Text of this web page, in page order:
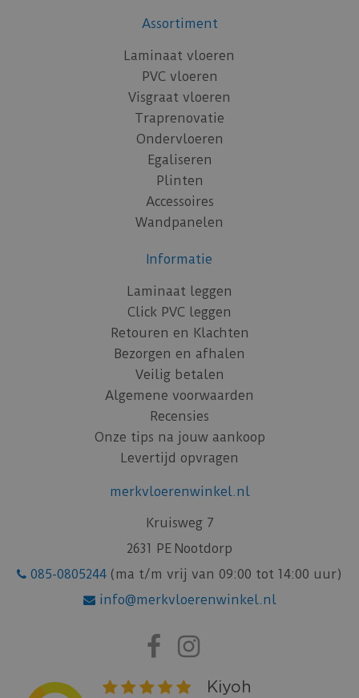
Assortiment
Laminaat vloeren
PVC vloeren
Visgraat vloeren
Traprenovatie
Ondervloeren
Egaliseren
Plinten
Accessoires
Wandpanelen
Informatie
Laminaat leggen
Click PVC leggen
Retouren en Klachten
Bezorgen en afhalen
Veilig betalen
Algemene voorwaarden
Recensies
Onze tips na jouw aankoop
Levertijd opvragen
merkvloerenwinkel.nl
Kruisweg 7
2631 PE Nootdorp
085-0805244 (ma t/m vrij van 09:00 tot 14:00 uur)
info@merkvloerenwinkel.nl